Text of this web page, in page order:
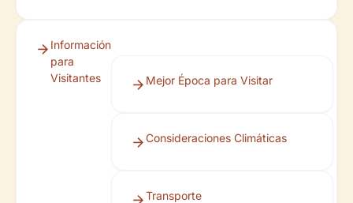
Información
para
Visitantes
Mejor Época para Visitar
Consideraciones Climáticas
Transporte